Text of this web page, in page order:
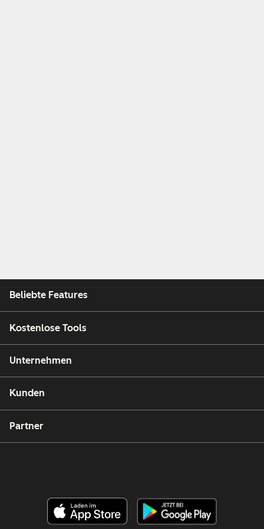
Beliebte Features
Kostenlose Tools
Unternehmen
Kunden
Partner